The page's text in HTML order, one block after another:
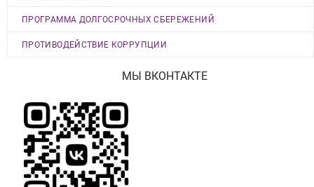
ПРОГРАММА ДОЛГОСРОЧНЫХ СБЕРЕЖЕНИЙ
ПРОТИВОДЕЙСТВИЕ КОРРУПЦИИ
МЫ ВКОНТАКТЕ